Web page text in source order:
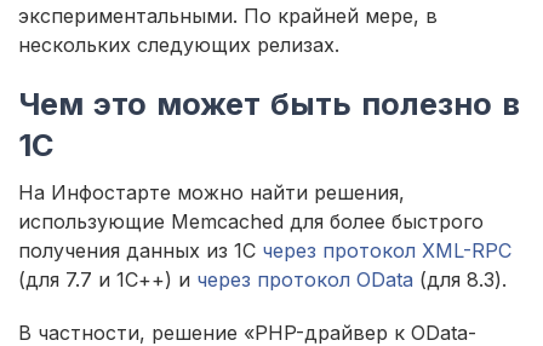
экспериментальными. По крайней мере, в
нескольких следующих релизах.
Чем это может быть полезно в
1С
На Инфостарте можно найти решения,
использующие Memcached для более быстрого
получения данных из 1С через протокол XML-RPC
(для 7.7 и 1С++) и через протокол OData (для 8.3).
В частности, решение «PHP-драйвер к OData-